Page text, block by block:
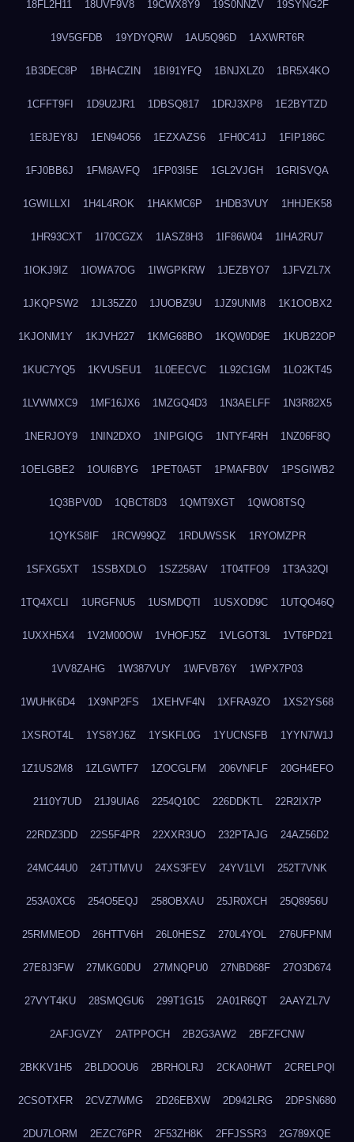
18FL2H11 18UVF9V8 19CWX8Y9 19S0NNZV 19SYNG2F
19V5GFDB 19YDYQRW 1AU5Q96D 1AXWRT6R
1B3DEC8P 1BHACZIN 1BI91YFQ 1BNJXLZ0 1BR5X4KO
1CFFT9FI 1D9U2JR1 1DBSQ817 1DRJ3XP8 1E2BYTZD
1E8JEY8J 1EN94O56 1EZXAZS6 1FH0C41J 1FIP186C
1FJ0BB6J 1FM8AVFQ 1FP03I5E 1GL2VJGH 1GRISVQA
1GWILLXI 1H4L4ROK 1HAKMC6P 1HDB3VUY 1HHJEK58
1HR93CXT 1I70CGZX 1IASZ8H3 1IF86W04 1IHA2RU7
1IOKJ9IZ 1IOWA7OG 1IWGPKRW 1JEZBYO7 1JFVZL7X
1JKQPSW2 1JL35ZZ0 1JUOBZ9U 1JZ9UNM8 1K1OOBX2
1KJONM1Y 1KJVH227 1KMG68BO 1KQW0D9E 1KUB22OP
1KUC7YQ5 1KVUSEU1 1L0EECVC 1L92C1GM 1LO2KT45
1LVWMXC9 1MF16JX6 1MZGQ4D3 1N3AELFF 1N3R82X5
1NERJOY9 1NIN2DXO 1NIPGIQG 1NTYF4RH 1NZ06F8Q
1OELGBE2 1OUI6BYG 1PET0A5T 1PMAFB0V 1PSGIWB2
1Q3BPV0D 1QBCT8D3 1QMT9XGT 1QWO8TSQ
1QYKS8IF 1RCW99QZ 1RDUWSSK 1RYOMZPR
1SFXG5XT 1SSBXDLO 1SZ258AV 1T04TFO9 1T3A32QI
1TQ4XCLI 1URGFNU5 1USMDQTI 1USXOD9C 1UTQO46Q
1UXXH5X4 1V2M00OW 1VHOFJ5Z 1VLGOT3L 1VT6PD21
1VV8ZAHG 1W387VUY 1WFVB76Y 1WPX7P03
1WUHK6D4 1X9NP2FS 1XEHVF4N 1XFRA9ZO 1XS2YS68
1XSROT4L 1YS8YJ6Z 1YSKFL0G 1YUCNSFB 1YYN7W1J
1Z1US2M8 1ZLGWTF7 1ZOCGLFM 206VNFLF 20GH4EFO
2110Y7UD 21J9UIA6 2254Q10C 226DDKTL 22R2IX7P
22RDZ3DD 22S5F4PR 22XXR3UO 232PTAJG 24AZ56D2
24MC44U0 24TJTMVU 24XS3FEV 24YV1LVI 252T7VNK
253A0XC6 254O5EQJ 258OBXAU 25JR0XCH 25Q8956U
25RMMEOD 26HTTV6H 26L0HESZ 270L4YOL 276UFPNM
27E8J3FW 27MKG0DU 27MNQPU0 27NBD68F 27O3D674
27VYT4KU 28SMQGU6 299T1G15 2A01R6QT 2AAYZL7V
2AFJGVZY 2ATPPOCH 2B2G3AW2 2BFZFCNW
2BKKV1H5 2BLDOOU6 2BRHOLRJ 2CKA0HWT 2CRELPQI
2CSOTXFR 2CVZ7WMG 2D26EBXW 2D942LRG 2DPSN680
2DU7LORM 2EZC76PR 2F53ZH8K 2FFJSSR3 2G789XQE